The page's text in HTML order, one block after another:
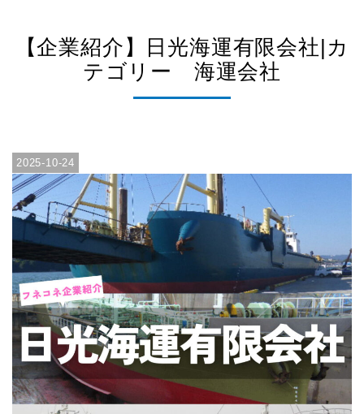
【企業紹介】日光海運有限会社|カ
テゴリー 海運会社
2025-10-24